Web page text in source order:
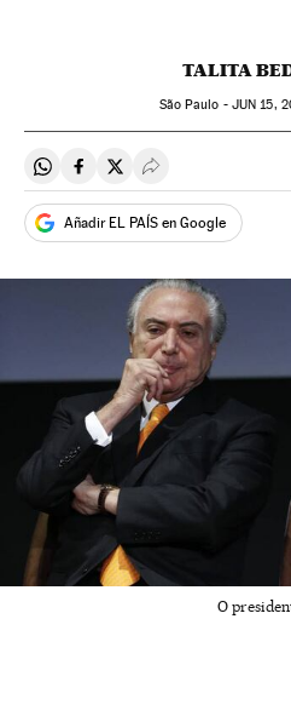
TALITA
São Paulo - JUN 15,
Compartir en Whatsapp
Compartir en Facebook
Compartir en Twitter
Desplegar Redes
Añadir EL PAÍS en Google
O